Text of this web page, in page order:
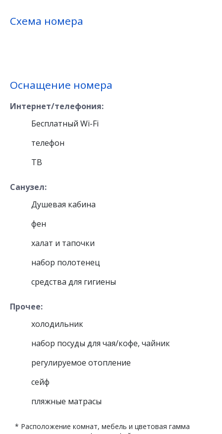
Схема номера
Оснащение номера
Интернет/телефония:
Бесплатный Wi-Fi
телефон
ТВ
Санузел:
Душевая кабина
фен
халат и тапочки
набор полотенец
средства для гигиены
Прочее:
холодильник
набор посуды для чая/кофе, чайник
регулируемое отопление
сейф
пляжные матрасы
* Расположение комнат, мебель и цветовая гамма